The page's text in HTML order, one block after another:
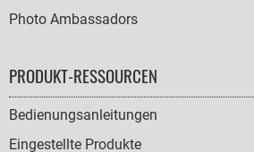
Photo Ambassadors
PRODUKT-RESSOURCEN
Bedienungsanleitungen
Eingestellte Produkte